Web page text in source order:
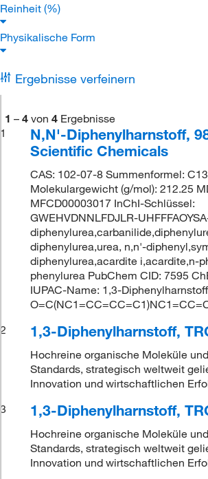
Reinheit (%)
Physikalische Form
Ergebnisse verfeinern
1 – 4 von 4 Ergebnisse
1
N,N'-Diphenylharnstoff,
Scientific Chemicals
CAS: 102-07-8 Summenformel:
Molekulargewicht (g/mol): 212.25
MFCD00003017 InChI-Schlüssel:
GWEHVDNNLFDJLR-
diphenylurea,urea, n,n'-
diphenylurea,acardite i,acardite,n-
phenylurea PubChem CID: 7595
IUPAC-Name: 1,3-
2
1,3-Diphenylharnstoff,
Hochreine organische Moleküle
Standards, strategisch weltweit
Innovation und wirtschaftlichen
3
1,3-Diphenylharnstoff,
Hochreine organische Moleküle
Standards, strategisch weltweit
Innovation und wirtschaftlichen